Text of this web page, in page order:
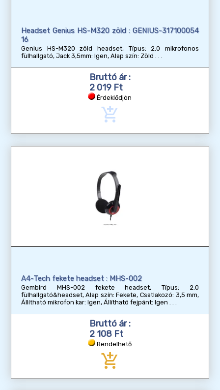
Headset Genius HS-M320 zöld : GENIUS-317100054
16
Genius HS-M320 zöld headset, Típus: 2.0 mikrofonos
fülhallgató, Jack 3,5mm: Igen, Alap szín: Zöld
Bruttó ár :
2 019 Ft
Érdeklődjön
add_shopping_cart
A4-Tech fekete headset : MHS-002
Gembird MHS-002 fekete headset, Típus: 2.0
fülhallgató&headset, Alap szín: Fekete, Csatlakozó: 3,5 mm,
Állítható mikrofon kar: Igen, Állítható fejpánt: Igen
Bruttó ár :
2 108 Ft
Rendelhető
add_shopping_cart